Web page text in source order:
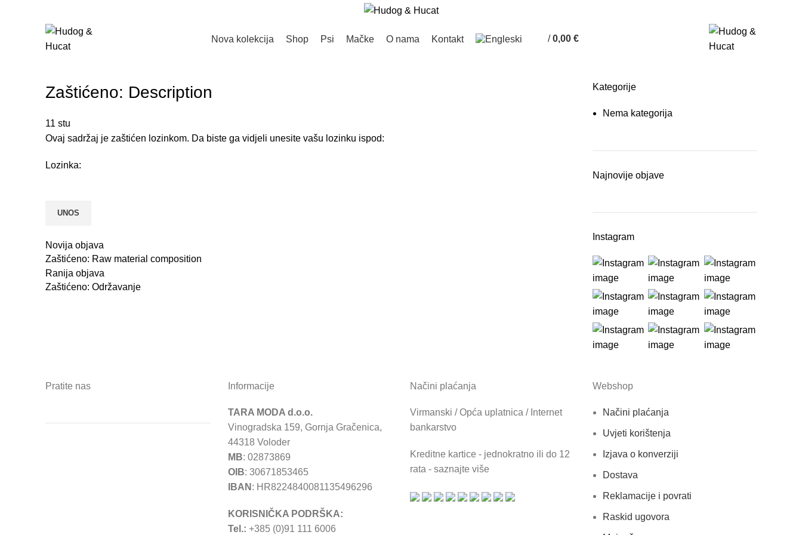
Nova kolekcija Shop Psi Mačke O nama Kontakt / 0,00 €
Zaštićeno: Description
11 stu
Ovaj sadržaj je zaštićen lozinkom. Da biste ga vidjeli unesite vašu lozinku ispod:
Lozinka:
Novija objava
Zaštićeno: Raw material composition
Ranija objava
Zaštićeno: Održavanje
Kategorije
Nema kategorija
Najnovije objave
Instagram
Pratite nas Informacije
TARA MODA d.o.o.
Vinogradska 159, Gornja Gračenica,
44318 Voloder
MB: 02873869
OIB: 30671853465
IBAN : HR8224840081135496296
KORISNIČKA PODRŠKA:
Tel.: +385 (0)91 111 6006
Načini plaćanja
Virmanski / Opća uplatnica / Internet
bankarstvo
Kreditne kartice - jednokratno ili do 12
rata - saznajte više
Webshop
Načini plaćanja
Uvjeti korištenja
Izjava o konverziji
Dostava
Reklamacije i povrati
Raskid ugovora